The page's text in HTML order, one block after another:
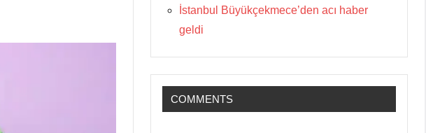
İstanbul Büyükçekmece’den acı haber
geldi
COMMENTS